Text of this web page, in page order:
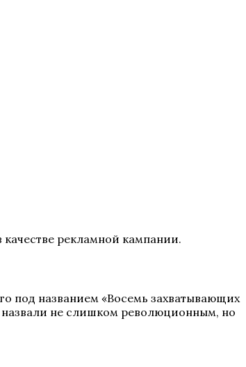
качестве рекламной кампании.
под названием «Восемь захватывающих
назвали не слишком революционным, но